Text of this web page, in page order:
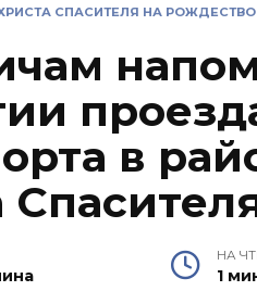
СПАСИТЕЛЯ НА РОЖДЕСТВО
в
НА
1